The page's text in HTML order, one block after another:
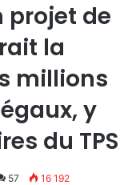
projet de
la
millions
y
du TPS
57 16 192